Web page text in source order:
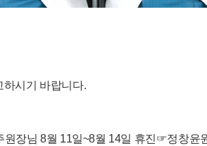
시기 바랍니다.
장님 8월 11일~8월 14일 휴진☞정창